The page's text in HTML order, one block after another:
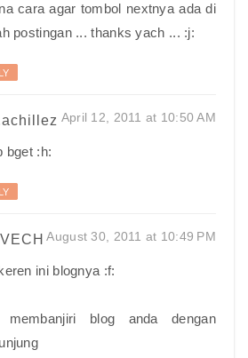
cara agar tombol nextnya ada di
postingan ... thanks yach ... :j:
April 12, 2011 at 10:50 AM
bget :h:
August 30, 2011 at 10:49 PM
ini blognya :f:
membanjiri blog anda dengan